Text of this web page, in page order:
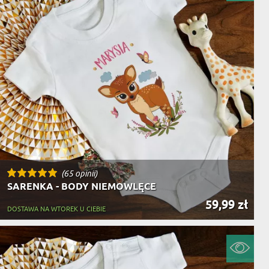
(65 opinii)
SARENKA - BODY NIEMOWLĘCE
59,99 zł
DOSTAWA NA WTOREK U CIEBIE